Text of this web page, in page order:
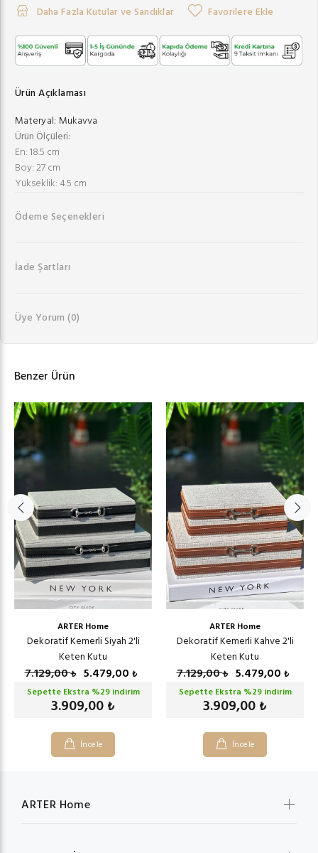
Daha Fazla Kutular ve Sandıklar Favorilere Ekle
Ürün Açıklaması
Materyal: Mukavva
Ürün Ölçüleri:
En: 18.5 cm
Boy: 27 cm
Yükseklik: 4.5 cm
Ödeme Seçenekleri
İade Şartları
Üye Yorum(0)
Benzer Ürün
ARTER Home
Dekoratif Kemerli Siyah 2'li
Keten Kutu
7.129,00₺ 5.479,00 ₺
Sepette Ekstra %29indirim
3.909,00 ₺
İncele
ARTER Home
Dekoratif Kemerli Kahve 2'li
Keten Kutu
7.129,00₺ 5.479,00 ₺
Sepette Ekstra %29indirim
3.909,00 ₺
İncele
ARTER Home